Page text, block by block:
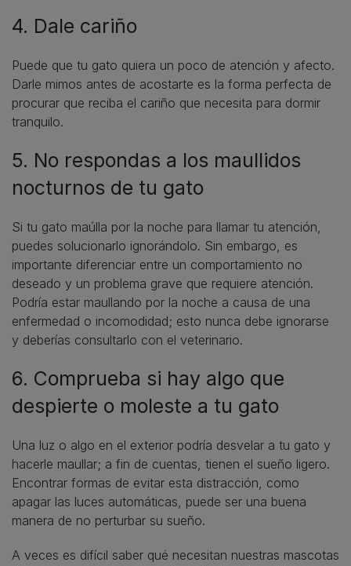
4. Dale cariño
Puede que tu gato quiera un poco de atención y afecto.
Darle mimos antes de acostarte es la forma perfecta de
procurar que reciba el cariño que necesita para dormir
tranquilo.
5. No respondas a los maullidos
nocturnos de tu gato
Si tu gato maúlla por la noche para llamar tu atención,
puedes solucionarlo ignorándolo. Sin embargo, es
importante diferenciar entre un comportamiento no
deseado y un problema grave que requiere atención.
Podría estar maullando por la noche a causa de una
enfermedad o incomodidad; esto nunca debe ignorarse
y deberías consultarlo con el veterinario.
6. Comprueba si hay algo que
despierte o moleste a tu gato
Una luz o algo en el exterior podría desvelar a tu gato y
hacerle maullar; a fin de cuentas, tienen el sueño ligero.
Encontrar formas de evitar esta distracción, como
apagar las luces automáticas, puede ser una buena
manera de no perturbar su sueño.
A veces es difícil saber qué necesitan nuestras mascotas